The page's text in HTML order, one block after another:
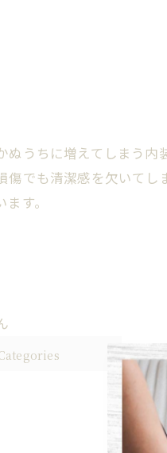
ぬうちに増えてしまう
傷でも清潔感を欠いて
す。